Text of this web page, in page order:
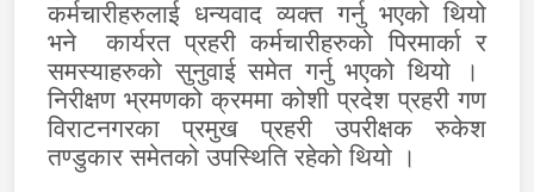
कर्मचारीहरुलाई धन्यवाद व्यक्त गर्नु भएको थियो
भने
कार्यरत प्रहरी कर्मचारीहरुको पिरमार्का र
समस्याहरुको सुनुवाई समेत गर्नु भएको थियो ।
निरीक्षण भ्रमणको क्रममा कोशी प्रदेश प्रहरी गण
विराटनगरका प्रमुख प्रहरी उपरीक्षक रुकेश
तण्डुकार समेतको उपस्थिति रहेको थियो ।